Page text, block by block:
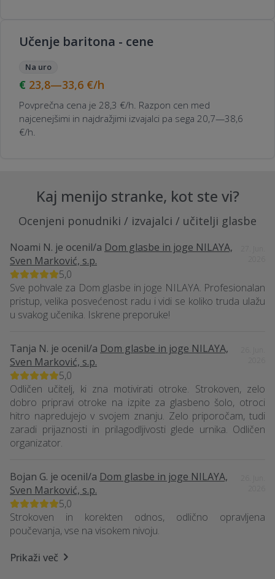
Učenje baritona - cene
Na uro
23,8—33,6 €/h
Povprečna cena je 28,3 €/h. Razpon cen med
najcenejšimi in najdražjimi izvajalci pa sega 20,7—38,6
€/h.
Kaj menijo stranke, kot ste vi?
Ocenjeni ponudniki / izvajalci / učitelji glasbe
Noami N. je ocenil/a Dom glasbe in joge NILAYA,
Sven Marković, s.p.
5,0
Sve pohvale za Dom glasbe in joge NILAYA. Profesionalan
pristup, velika posvećenost radu i vidi se koliko truda ulažu
u svakog učenika. Iskrene preporuke!
Tanja N. je ocenil/a Dom glasbe in joge NILAYA,
Sven Marković, s.p.
5,0
Odličen učitelj, ki zna motivirati otroke. Strokoven, zelo
dobro pripravi otroke na izpite za glasbeno šolo, otroci
hitro napredujejo v svojem znanju. Zelo priporočam, tudi
zaradi prijaznosti in prilagodljivosti glede urnika. Odličen
organizator.
Bojan G. je ocenil/a Dom glasbe in joge NILAYA,
Sven Marković, s.p.
5,0
Strokoven in korekten odnos, odlično opravljena
poučevanja, vse na visokem nivoju.
Prikaži več